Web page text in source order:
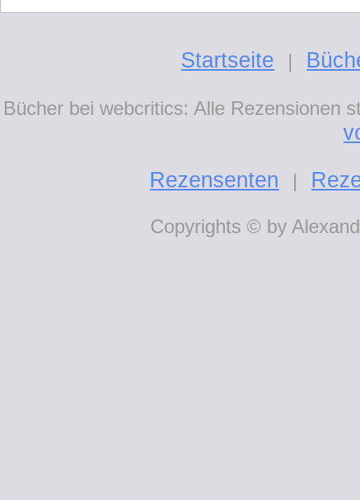
Startseite |
Bücher bei webcritics: Alle Rezensionen
Rezensenten
|
Copyrights © by